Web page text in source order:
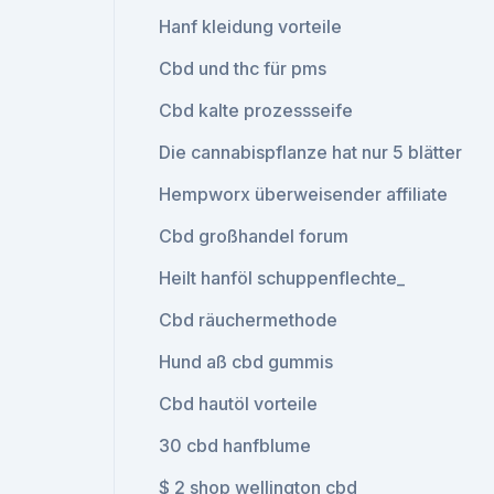
Hanf kleidung vorteile
Cbd und thc für pms
Cbd kalte prozessseife
Die cannabispflanze hat nur 5 blätter
Hempworx überweisender affiliate
Cbd großhandel forum
Heilt hanföl schuppenflechte_
Cbd räuchermethode
Hund aß cbd gummis
Cbd hautöl vorteile
30 cbd hanfblume
$ 2 shop wellington cbd